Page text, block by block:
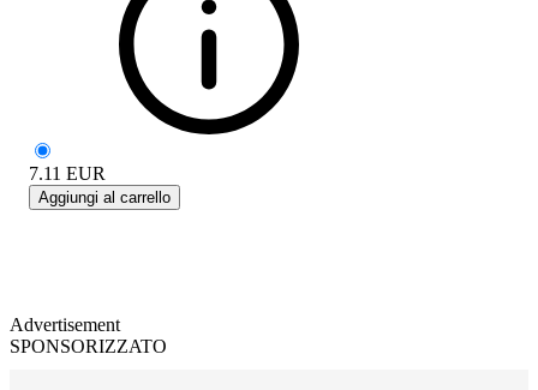
7.11 EUR
Aggiungi al carrello
Advertisement
SPONSORIZZATO